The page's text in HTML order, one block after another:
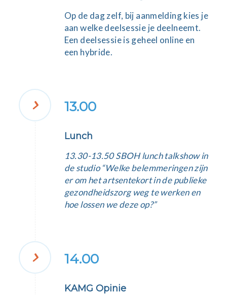
Op de dag zelf, bij aanmelding kies je
aan welke deelsessie je deelneemt.
Een deelsessie is geheel online en
een hybride.
13.00
Lunch
13.30-13.50 SBOH lunch talkshow in
de studio “Welke belemmeringen zijn
er om het artsentekort in de publieke
gezondheidszorg weg te werken en
hoe lossen we deze op?”
14.00
KAMG Opinie